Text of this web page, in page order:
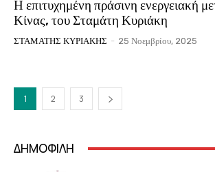
Η επιτυχημένη πράσινη ενεργειακή
Κίνας, του Σταμάτη Κυριάκη
ΣΤΑΜΑΤΗΣ ΚΥΡΙΑΚΗΣ - 25 Νοεμβρίου, 2025
1 2 3
ΔΗΜΟΦΙΛΗ